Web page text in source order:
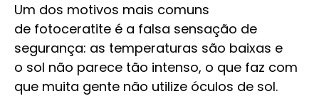
Um dos motivos mais comuns
de fotoceratite é a falsa sensação de
segurança: as temperaturas são baixas e
o sol não parece tão intenso, o que faz com
que muita gente não utilize óculos de sol.